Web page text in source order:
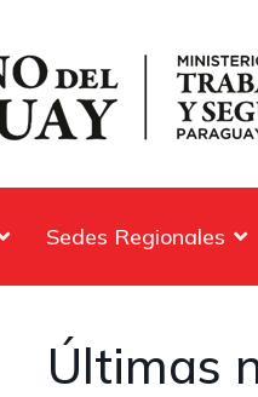
Sedes Regionales
Últimas